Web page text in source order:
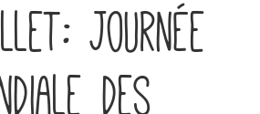
Journée
des